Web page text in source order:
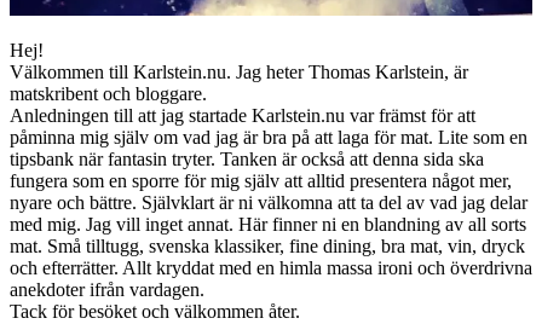
Hej!
Välkommen till Karlstein.nu. Jag heter Thomas Karlstein, är
matskribent och bloggare.
Anledningen till att jag startade Karlstein.nu var främst för att
påminna mig själv om vad jag är bra på att laga för mat. Lite som en
tipsbank när fantasin tryter. Tanken är också att denna sida ska
fungera som en sporre för mig själv att alltid presentera något mer,
nyare och bättre. Självklart är ni välkomna att ta del av vad jag delar
med mig. Jag vill inget annat. Här finner ni en blandning av all sorts
mat. Små tilltugg, svenska klassiker, fine dining, bra mat, vin, dryck
och efterrätter. Allt kryddat med en himla massa ironi och överdrivna
anekdoter ifrån vardagen.
Tack för besöket och välkommen åter.